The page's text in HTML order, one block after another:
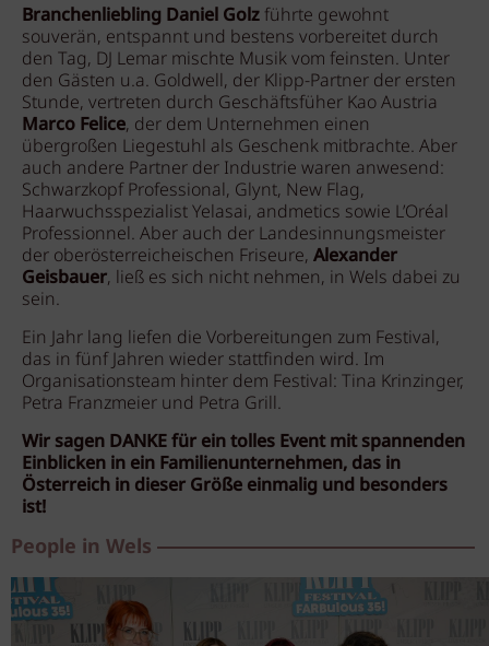
Branchenliebling Daniel Golz führte gewohnt
souverän, entspannt und bestens vorbereitet durch
den Tag, DJ Lemar mischte Musik vom feinsten. Unter
den Gästen u.a. Goldwell, der Klipp-Partner der ersten
Stunde, vertreten durch Geschäftsfüher Kao Austria
Marco Felice, der dem Unternehmen einen
übergroßen Liegestuhl als Geschenk mitbrachte. Aber
auch andere Partner der Industrie waren anwesend:
Schwarzkopf Professional, Glynt, New Flag,
Haarwuchsspezialist Yelasai, andmetics sowie L’Oréal
Professionnel. Aber auch der Landesinnungsmeister
der oberösterreicheischen Friseure, Alexander
Geisbauer, ließ es sich nicht nehmen, in Wels dabei zu
sein.
Ein Jahr lang liefen die Vorbereitungen zum Festival,
das in fünf Jahren wieder stattfinden wird. Im
Organisationsteam hinter dem Festival: Tina Krinzinger,
Petra Franzmeier und Petra Grill.
Wir sagen DANKE für ein tolles Event mit spannenden
Einblicken in ein Familienunternehmen, das in
Österreich in dieser Größe einmalig und besonders
ist!
People in Wels